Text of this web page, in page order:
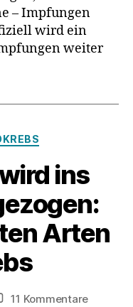
gehen?
– Impfungen
wird ein
weiter
ins
Arten
11 Kommentarezu